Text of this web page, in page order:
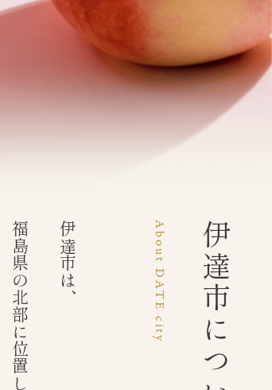
伊達市について
About DATE city
伊達市は、
福島県の北部に位置し、